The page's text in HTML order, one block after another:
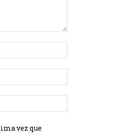
vez que